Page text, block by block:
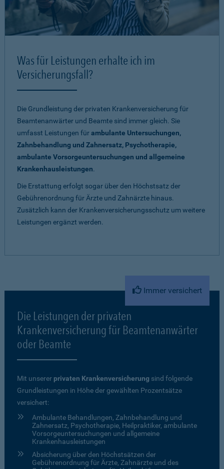
Was für Leistungen erhalte ich im
Versicherungsfall?
Die Grundleistung der privaten Krankenversicherung für
Beamtenanwärter und Beamte sind immer gleich. Sie
umfasst Leistungen fürambulante Untersuchungen,
Zahnbehandlung und Zahnersatz, Psychotherapie,
ambulante Vorsorgeuntersuchungen und allgemeine
Krankenhausleistungen.
Die Erstattung erfolgt sogar über den Höchstsatz der
Gebührenordnung für Ärzte und Zahnärzte hinaus.
Zusätzlich kann der Krankenversicherungsschutz um weitere
Leistungen ergänzt werden.
Immer versichert
Die Leistungen der privaten
Krankenversicherung für Beamtenanwärter
oder Beamte
Mit unserer privaten Krankenversicherung sind folgende
Grundleistungen in Höhe der gewählten Prozentsätze
versichert:
Ambulante Behandlungen, Zahnbehandlung und
Zahnersatz, Psychotherapie, Heilpraktiker, ambulante
Vorsorgeuntersuchungen und allgemeine
Krankenhausleistungen
Absicherung über den Höchstsätzen der
Gebührenordnung für Ärzte, Zahnärzte und des